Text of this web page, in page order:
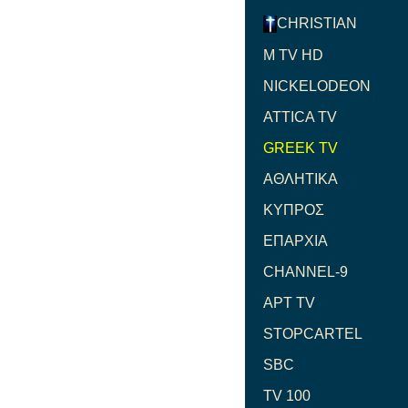
CHRISTIAN
M TV HD
NICKELODEON
ATTICA TV
GREEK TV
ΑΘΛΗΤΙΚΑ
ΚΥΠΡΟΣ
ΕΠΑΡΧΙΑ
CHANNEL-9
ΑΡΤ TV
STOPCARTEL
SBC
TV 100